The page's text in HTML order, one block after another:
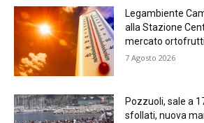
Legambiente
alla Stazione
mercato
7 Agosto 2026
Pozzuoli, sale a
sfollati, nuova